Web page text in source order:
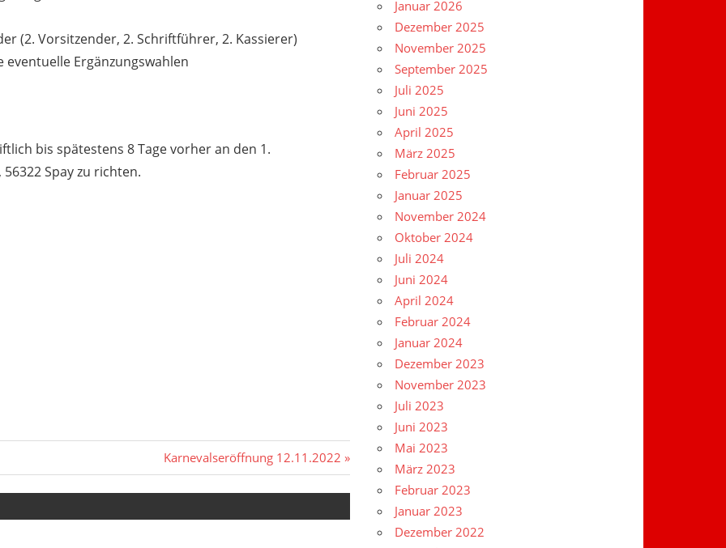
(2. Vorsitzender, 2. Schriftführer, 2. Kassierer)
eventuelle Ergänzungswahlen
bis spätestens 8 Tage vorher an den 1.
Spay zu richten.
Nächster
Beitrag:
Karnevalseröffnung 12.11.2022
Januar 2026
Dezember 2025
November 2025
September 2025
Juli 2025
Juni 2025
April 2025
März 2025
Februar 2025
Januar 2025
November 2024
Oktober 2024
Juli 2024
Juni 2024
April 2024
Februar 2024
Januar 2024
Dezember 2023
November 2023
Juli 2023
Juni 2023
Mai 2023
März 2023
Februar 2023
Januar 2023
Dezember 2022